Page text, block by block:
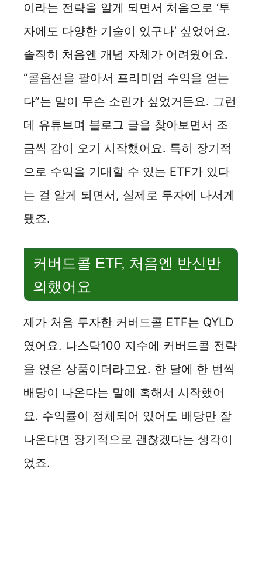
이라는 전략을 알게 되면서 처음으로 ‘투
자에도 다양한 기술이 있구나’ 싶었어요.
솔직히 처음엔 개념 자체가 어려웠어요.
“콜옵션을 팔아서 프리미엄 수익을 얻는
다”는 말이 무슨 소린가 싶었거든요. 그런
데 유튜브며 블로그 글을 찾아보면서 조
금씩 감이 오기 시작했어요. 특히 장기적
으로 수익을 기대할 수 있는 ETF가 있다
는 걸 알게 되면서, 실제로 투자에 나서게
됐죠.
커버드콜 ETF, 처음엔 반신반
의했어요
제가 처음 투자한 커버드콜 ETF는 QYLD
였어요. 나스닥100 지수에 커버드콜 전략
을 얹은 상품이더라고요. 한 달에 한 번씩
배당이 나온다는 말에 혹해서 시작했어
요. 수익률이 정체되어 있어도 배당만 잘
나온다면 장기적으로 괜찮겠다는 생각이
었죠.